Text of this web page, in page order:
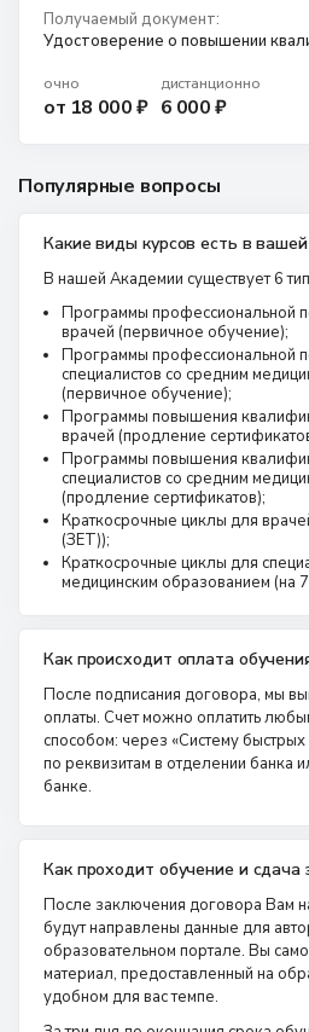
Получаемый документ:
Удостоверение о повышении
очно
от 18 000 ₽
дистанционно
6 000 ₽
Популярные вопросы
Какие виды курсов есть в
В нашей Академии существует 6
Программы профессиональной
врачей (первичное обучение);
Программы профессиональной
специалистов со средним
(первичное обучение);
Программы повышения
врачей (продление
Программы повышения
специалистов со средним
(продление сертификатов);
Краткосрочные циклы для
(ЗЕТ));
Краткосрочные циклы для
медицинским образованием (на
Как происходит оплата
После подписания договора, мы
оплаты. Счет можно оплатить
способом: через «Систему
по реквизитам в отделении банка
банке.
Как проходит обучение и сдача
После заключения договора Вам
будут направлены данные для
образовательном портале. Вы
материал, предоставленный на
удобном для вас темпе.